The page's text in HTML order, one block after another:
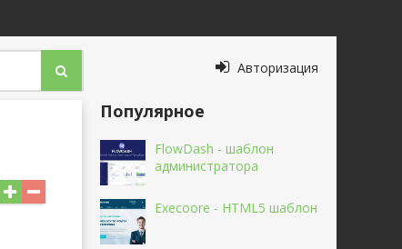
Авторизация
Популярное
FlowDash - шаблон
администратора
Execoore - HTML5 шаблон